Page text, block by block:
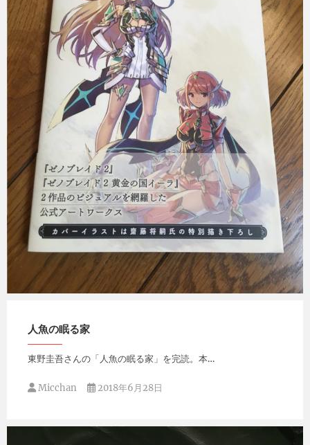
人魚の眠る家
東野圭吾さんの「人魚の眠る家」を完読。本…
Micchan 2018年6月28日